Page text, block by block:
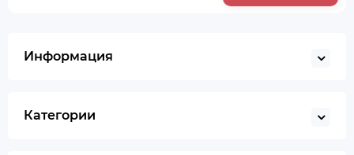
Информация
Категории